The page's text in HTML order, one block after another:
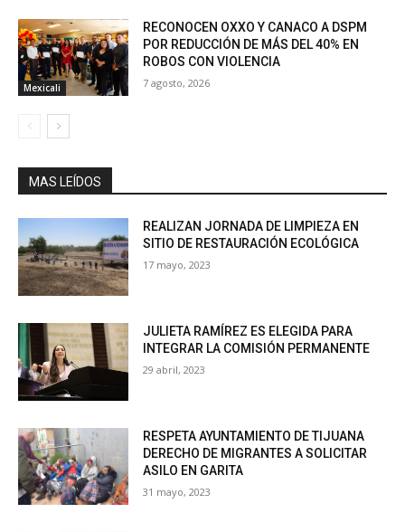
Mexicali
RECONOCEN OXXO Y CANACO A DSPM
POR REDUCCIÓN DE MÁS DEL 40% EN
ROBOS CON VIOLENCIA
7 agosto, 2026
MAS LEÍDOS
REALIZAN JORNADA DE LIMPIEZA EN
SITIO DE RESTAURACIÓN ECOLÓGICA
17 mayo, 2023
JULIETA RAMÍREZ ES ELEGIDA PARA
INTEGRAR LA COMISIÓN PERMANENTE
29 abril, 2023
RESPETA AYUNTAMIENTO DE TIJUANA
DERECHO DE MIGRANTES A SOLICITAR
ASILO EN GARITA
31 mayo, 2023